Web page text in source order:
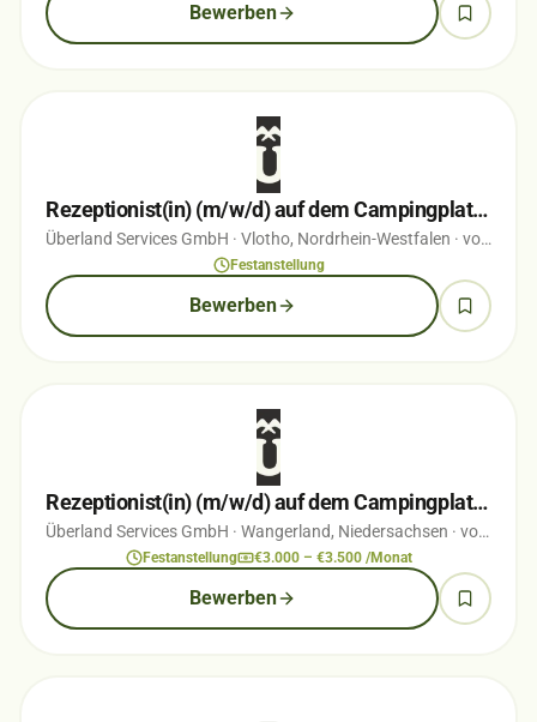
Bewerben
Rezeptionist(in) (m/w/d) auf dem Campingplatz Vlotho
Überland Services GmbH · Vlotho, Nordrhein-Westfalen · vor 3 Wochen
Festanstellung
Bewerben
Rezeptionist(in) (m/w/d) auf dem Campingplatz Hooksiel
Überland Services GmbH · Wangerland, Niedersachsen · vor 3 Monaten
Festanstellung €3.000 – €3.500 /Monat
Bewerben